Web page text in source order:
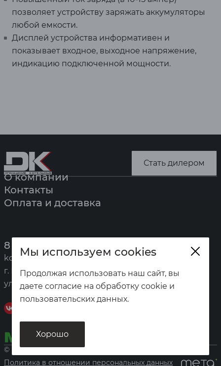
позволяет устройству заряжать аккумуляторы
любой емкости.
Дисплей устройства информативен и
показывает входное, выходное напряжение,
индикацию подключенной мощности.
Стать дилером
О компании
Контакты
Оплата и доставка
8 (391) 247-7777
kotel@zota.ru
г. Красноярск,
ул. Калинина, 53а
© «Домашние котельные», 2026
Политика в отношении персональных данных
Мы используем cookies
Продолжая использовать наш сайт, вы
даете согласие на обработку cookie и
пользовательских данных.
Хорошо